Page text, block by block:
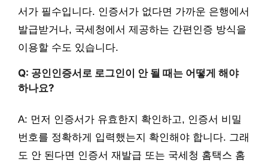
서가 필수입니다. 인증서가 없다면 가까운 은행에서
발급받거나, 국세청에서 제공하는 간편인증 방식을
이용할 수도 있습니다.
Q: 공인인증서로 로그인이 안 될 때는 어떻게 해야
하나요?
A: 먼저 인증서가 유효한지 확인하고, 인증서 비밀
번호를 정확하게 입력했는지 확인해야 합니다. 그래
도 안 된다면 인증서 재발급 또는 국세청 홈택스 홈